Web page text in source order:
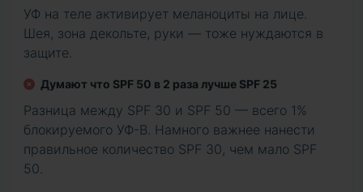
УФ на теле активирует меланоциты на лице.
Шея, зона декольте, руки — тоже нуждаются в
защите.
Думают что SPF 50 в 2 раза лучше SPF 25
Разница между SPF 30 и SPF 50 — всего 1%
блокируемого УФ-В. Намного важнее нанести
правильное количество SPF 30, чем мало SPF
50.